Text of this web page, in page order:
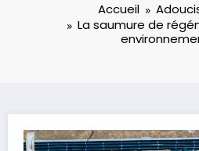
Accueil
La saumure de